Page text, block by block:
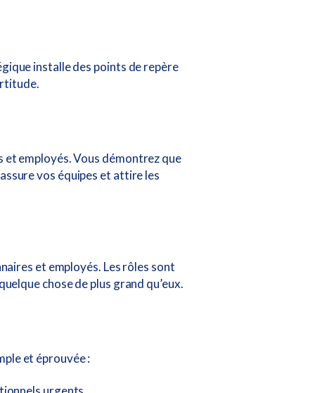
installe des points de repère
employés. Vous démontrez que
vos équipes et attire les
et employés. Les rôles sont
chose de plus grand qu’eux.
et éprouvée :